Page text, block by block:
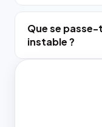
Que se
instable ?